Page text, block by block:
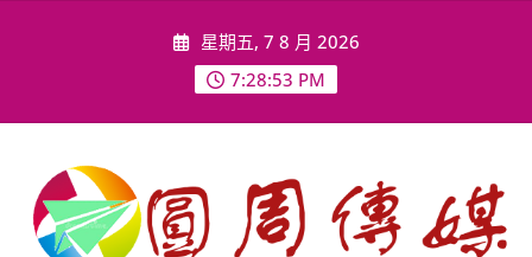
星期五, 7 8 月 2026
7:28:55 PM